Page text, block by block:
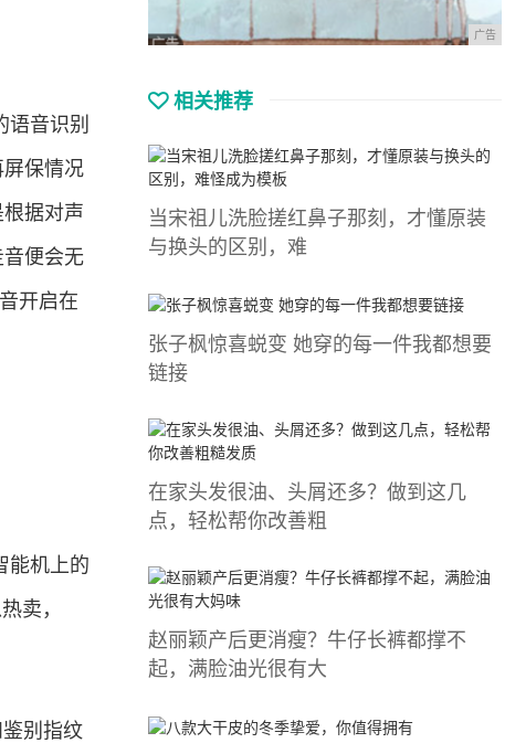
音识别
保情况
据对声
便会无
开启在
能机上的
卖，
别指纹
广告
相关推荐
当宋祖儿洗脸搓红鼻子那刻，才懂原装
与换头的区别，难
张子枫惊喜蜕变 她穿的每一件我都想要
链接
在家头发很油、头屑还多？做到这几
点，轻松帮你改善粗
赵丽颖产后更消瘦？牛仔长裤都撑不
起，满脸油光很有大